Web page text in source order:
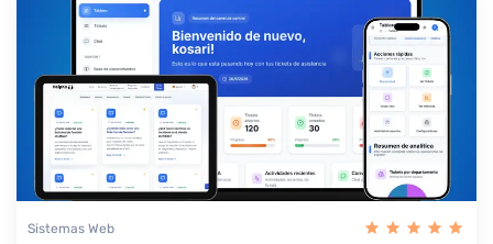
Sistemas Web